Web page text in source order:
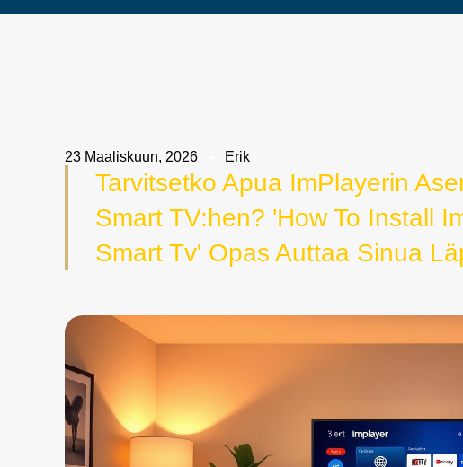
23 Maaliskuun, 2026 Erik
Tarvitsetko Apua ImPlayerin
Smart TV:hen? 'How To Install
Smart Tv' Opas Auttaa Sinua